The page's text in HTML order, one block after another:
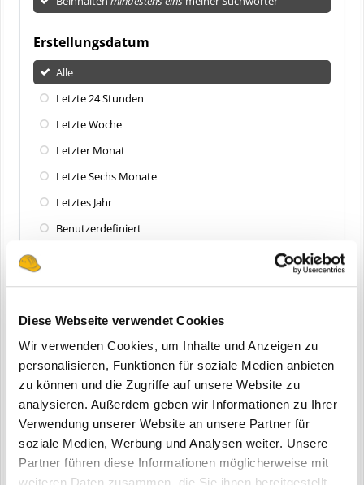
Diese Webseite verwendet Cookies
Wir verwenden Cookies, um Inhalte und Anzeigen zu
personalisieren, Funktionen für soziale Medien anbieten
zu können und die Zugriffe auf unsere Website zu
analysieren. Außerdem geben wir Informationen zu Ihrer
Verwendung unserer Website an unsere Partner für
soziale Medien, Werbung und Analysen weiter. Unsere
Partner führen diese Informationen möglicherweise mit
Erstellungsdatum
Alle
Letzte 24 Stunden
Letzte Woche
Letzter Monat
Letzte Sechs Monate
Letztes Jahr
Benutzerdefiniert
Zuletzt aktualisiert
Letzte 24 Stunden
Letzte Woche
Letzter Monat
Letzte Sechs Monate
Letztes Jahr
Benutzerdefiniert